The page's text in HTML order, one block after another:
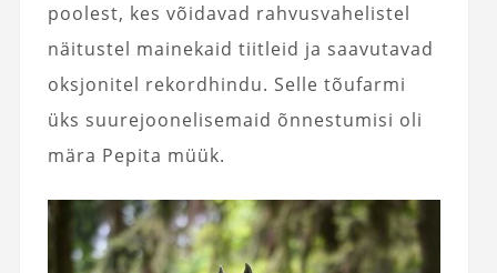
poolest, kes võidavad rahvusvahelistel
näitustel mainekaid tiitleid ja saavutavad
oksjonitel rekordhindu. Selle tõufarmi
üks suurejoonelisemaid õnnestumisi oli
mära Pepita müük.